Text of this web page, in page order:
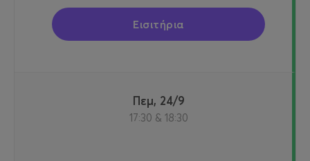
Εισιτήρια
Πεμ, 24/9
17:30 & 18:30